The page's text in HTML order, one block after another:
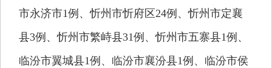
市永济市1例、忻州市忻府区24例、忻州市定襄
县3例、忻州市繁峙县31例、忻州市五寨县1例、
临汾市翼城县1例、临汾市襄汾县1例、临汾市侯